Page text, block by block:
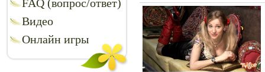
FAQ (вопрос/ответ)
Видео
Онлайн игры